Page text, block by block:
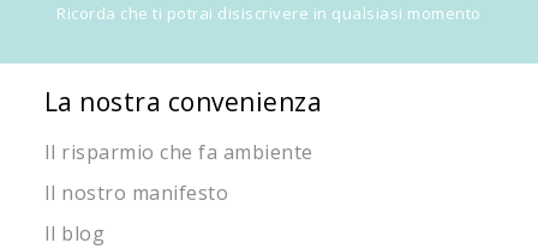
Ricorda che ti potrai disiscrivere in qualsiasi momento
La nostra convenienza
Il risparmio che fa ambiente
Il nostro manifesto
Il blog